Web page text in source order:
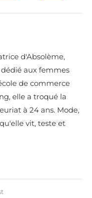
d'Absolème,
aux femmes
de commerce
elle a troqué la
à 24 ans. Mode,
vit, teste et